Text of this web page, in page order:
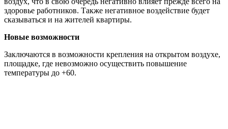
здоровье работников. Также негативное воздействие будет
сказываться и на жителей квартиры.
Новые возможности
Заключаются в возможности крепления на открытом воздухе,
площадке, где невозможно осуществить повышение
температуры до +60.